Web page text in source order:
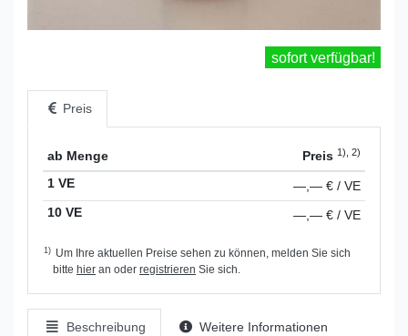
sofort verfügbar!
Preis
ab Menge Preis1), 2)
1 VE
—,— € / VE
10 VE
—,— € / VE
1) Um Ihre aktuellen Preise sehen zu können, melden Sie sich
bitte hier an oder registrieren Sie sich.
Beschreibung Weitere Informationen